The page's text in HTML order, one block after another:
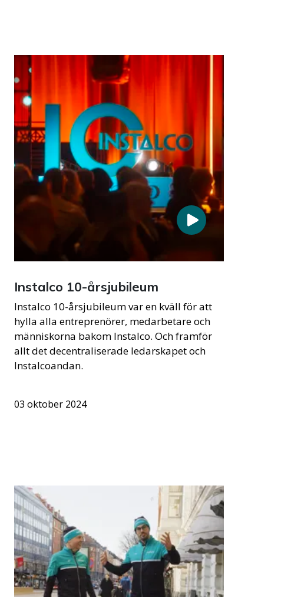
Instalco 10-årsjubileum
Instalco 10-årsjubileum var en kväll för att
hylla alla entreprenörer, medarbetare och
människorna bakom Instalco. Och framför
allt det decentraliserade ledarskapet och
Instalcoandan.
03 oktober 2024